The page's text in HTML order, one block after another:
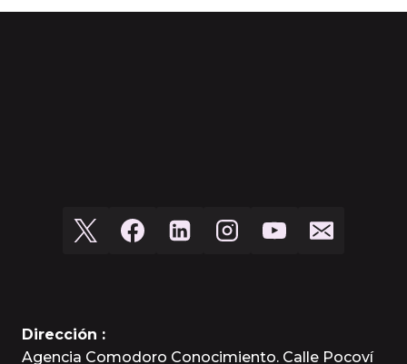
Dirección :
Agencia Comodoro Conocimiento. Calle Pocoví